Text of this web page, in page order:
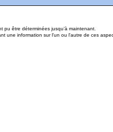
pu être déterminées jusqu’à maintenant.
une information sur l'un ou l'autre de ces